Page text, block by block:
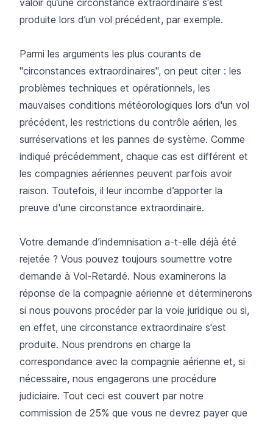
produite lors d’un vol précédent, par exemple.
Parmi les arguments les plus courants de
"circonstances extraordinaires", on peut citer : les
problèmes techniques et opérationnels, les
mauvaises conditions météorologiques lors d'un vol
précédent, les restrictions du contrôle aérien, les
surréservations et les pannes de système. Comme
indiqué précédemment, chaque cas est différent et
les compagnies aériennes peuvent parfois avoir
raison. Toutefois, il leur incombe d’apporter la
preuve d'une circonstance extraordinaire.
Votre demande d’indemnisation a-t-elle déjà été
rejetée ? Vous pouvez toujours soumettre votre
demande à Vol-Retardé. Nous examinerons la
réponse de la compagnie aérienne et déterminerons
si nous pouvons procéder par la voie juridique ou si,
en effet, une circonstance extraordinaire s'est
produite. Nous prendrons en charge la
correspondance avec la compagnie aérienne et, si
nécessaire, nous engagerons une procédure
judiciaire. Tout ceci est couvert par notre
commission de 25% que vous ne devrez payer que